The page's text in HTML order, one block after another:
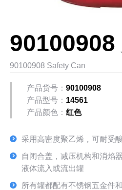
90100908
90100908 Safety Can
产品货号： 90100908
产品型号： 14561
产品颜色： 红色
采用高密度聚乙烯，可耐受
自闭合盖，减压机构和消焰
液体流入或流出罐
所有罐都配有不锈钢五金件